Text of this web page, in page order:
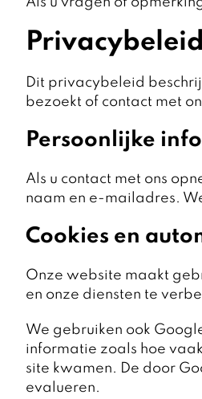
Dit privacybeleid
bezoekt of contact met
Persoonlijke
Als u contact met ons
naam en e-mailadres.
Cookies en
Onze website maakt
en onze diensten te
We gebruiken ook
informatie zoals hoe
site kwamen. De door
evalueren.